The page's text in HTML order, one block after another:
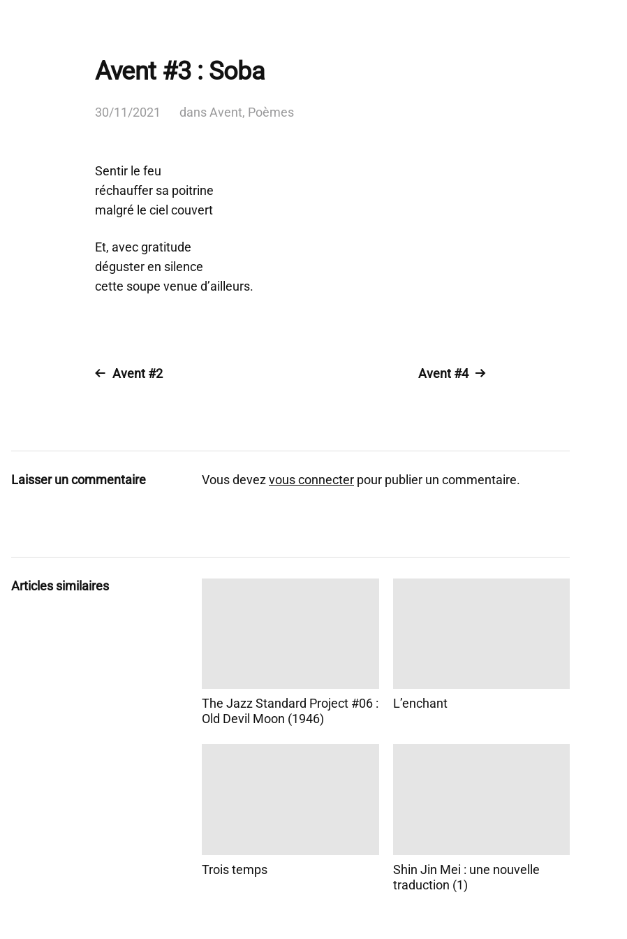
Avent #3 : Soba
30/11/2021 dans Avent, Poèmes
Sentir le feu
réchauffer sa poitrine
malgré le ciel couvert
Et, avec gratitude
déguster en silence
cette soupe venue d’ailleurs.
Avent #2 Avent #4
Laisser un commentaire Vous devezvous connecter pour publier un commentaire.
Articles similaires
The Jazz Standard Project #06 :
Old Devil Moon (1946)
L’enchant
Trois temps
Shin Jin Mei : une nouvelle
traduction (1)